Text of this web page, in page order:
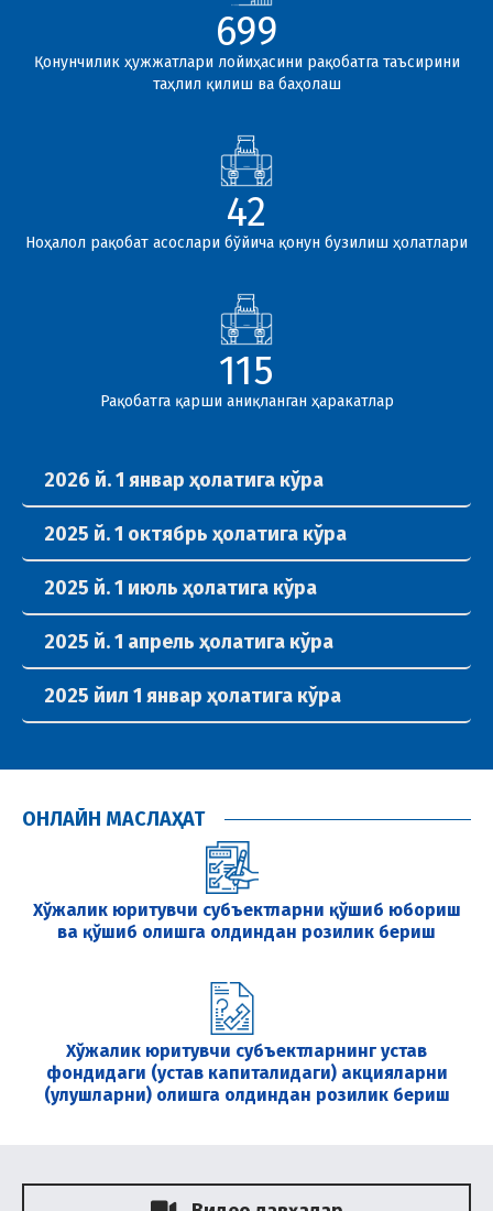
700
Қонунчилик ҳужжатлари лойиҳасини рақобатга таъсирини
таҳлил қилиш ва баҳолаш
42
Ноҳалол рақобат асослари бўйича қонун бузилиш ҳолатлари
115
Рақобатга қарши аниқланган ҳаракатлар
2026 й. 1 январ ҳолатига кўра
2025 й. 1 октябрь ҳолатига кўра
2025 й. 1 июль ҳолатига кўра
2025 й. 1 апрель ҳолатига кўра
2025 йил 1 январ ҳолатига кўра
ОНЛАЙН МАСЛАҲАТ
Хўжалик юритувчи субъектларни қўшиб юбориш
ва қўшиб олишга олдиндан розилик бериш
Хўжалик юритувчи субъектларнинг устав
фондидаги (устав капиталидаги) акцияларни
(улушларни) олишга олдиндан розилик бериш